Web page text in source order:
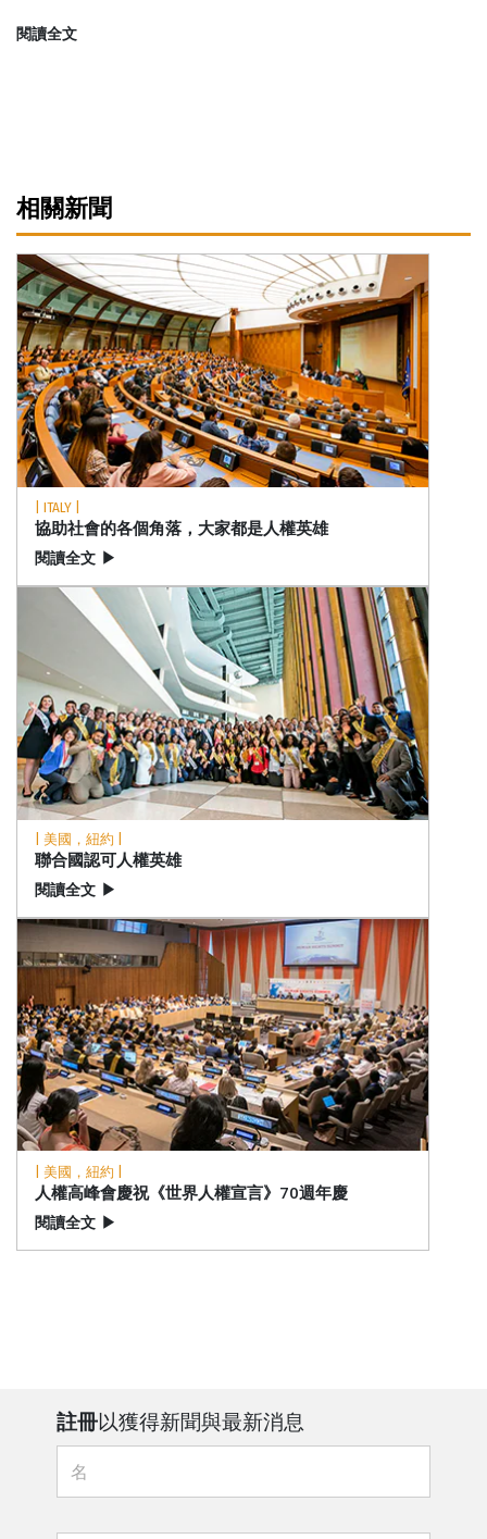
閱讀全文
相關新聞
| ITALY |
協助社會的各個角落，大家都是人權英雄
閱讀全文 ▶
| 美國，紐約 |
聯合國認可人權英雄
閱讀全文 ▶
| 美國，紐約 |
人權高峰會慶祝《世界人權宣言》70週年慶
閱讀全文 ▶
註冊以獲得新聞與最新消息